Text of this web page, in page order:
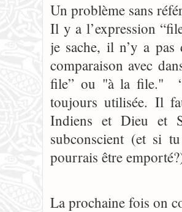
Un problème sans
Il y a l’expression
je sache, il n’y a
comparaison avec
file” ou "à la file."
toujours utilisée. Il
Indiens et Dieu et
subconscient (et si
pourrais être
La prochaine fois on